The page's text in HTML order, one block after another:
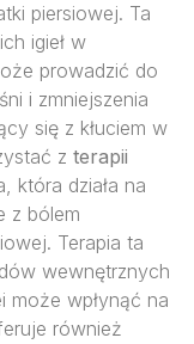
piersiowej. Ta
igieł w
prowadzić do
i zmniejszenia
się z kłuciem w
z terapii
która działa na
z bólem
Terapia ta
wewnętrznych
może wpłynąć na
również